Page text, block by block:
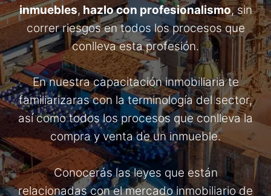
inmuebles,hazlo con profesionalismo, sin
correr riesgos en todos los procesos que
conlleva esta profesión.
En nuestra capacitación inmobiliaria te
familiarizaras con la terminología del sector,
así como todos los procesos que conlleva la
compra y venta de un inmueble.
Conocerás las leyes que están
relacionadas con el mercado inmobiliario de